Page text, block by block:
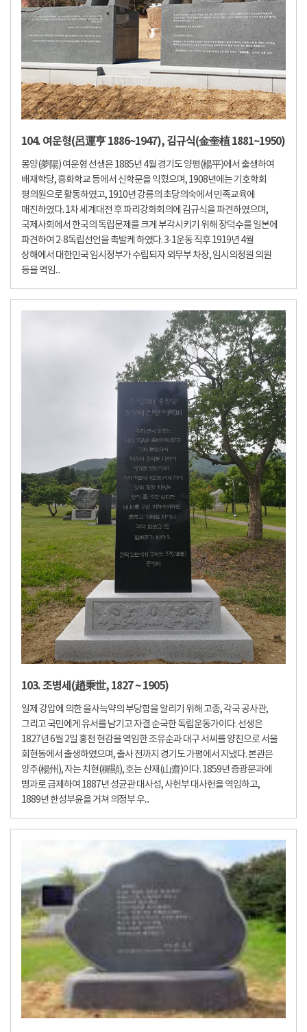
104. 여운형(呂運亨 1886~1947), 김규식(金奎植 1881~1950)
몽양(夢陽) 여운형 선생은 1885년 4월 경기도 양평(楊平)에서 출생하여
배재학당, 흥화학교 등에서 신학문을 익혔으며, 1908년에는 기호학회
평의원으로 활동하였고, 1910년 강릉의 초당의숙에서 민족교육에
매진하였다. 1차 세계대전 후 파리강화회의에 김규식을 파견하였으며,
국제사회에서 한국의 독립문제를 크게 부각시키기 위해 장덕수를 일본에
파견하여 2·8독립선언을 촉발케 하였다. 3·1운동 직후 1919년 4월
상해에서 대한민국 임시정부가 수립되자 외무부 차장, 임시의정원 의원
등을 역임...
103. 조병세(趙秉世, 1827 ~ 1905)
일제 강압에 의한 을사늑약의 부당함을 알리기 위해 고종, 각국 공사관,
그리고 국민에게 유서를 남기고 자결 순국한 독립운동가이다. 선생은
1827년 6월 2일 홍천 현감을 역임한 조유순과 대구 서씨를 양친으로 서울
회현동에서 출생하였으며, 출사 전까지 경기도 가평에서 지냈다. 본관은
양주(楊州), 자는 치현(穉顯), 호는 산재(山齋)이다. 1859년 증광문과에
병과로 급제하여 1887년 성균관 대사성, 사헌부 대사헌을 역임하고,
1889년 한성부윤을 거쳐 의정부 우...